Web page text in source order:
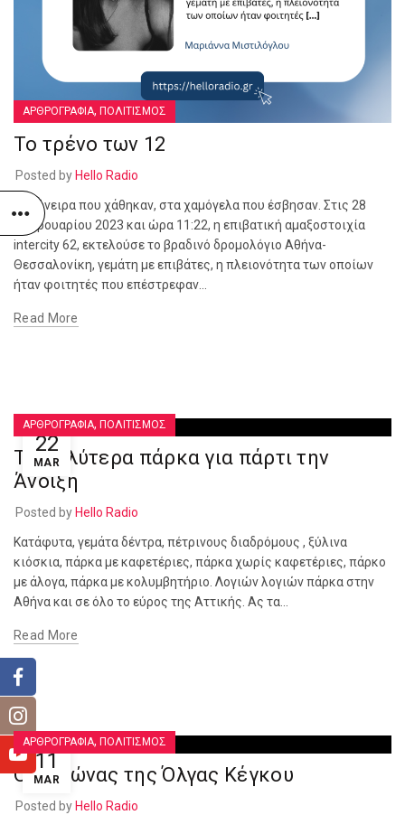
ΑΡΘΡΟΓΡΑΦΙΑ, ΠΟΛΙΤΙΣΜΟΣ
Το τρένο των 12
Posted by Hello Radio
Στα όνειρα που χάθηκαν, στα χαμόγελα που έσβησαν. Στις 28
Φεβρουαρίου 2023 και ώρα 11:22, η επιβατική αμαξοστοιχία
intercity 62, εκτελούσε το βραδινό δρομολόγιο Αθήνα-
Θεσσαλονίκη, γεμάτη με επιβάτες, η πλειονότητα των οποίων
ήταν φοιτητές που επέστρεφαν...
Read More
22
MAR
ΑΡΘΡΟΓΡΑΦΙΑ, ΠΟΛΙΤΙΣΜΟΣ
Τα καλύτερα πάρκα για πάρτι την
Άνοιξη
Posted by Hello Radio
Κατάφυτα, γεμάτα δέντρα, πέτρινους διαδρόμους , ξύλινα
κιόσκια, πάρκα με καφετέριες, πάρκα χωρίς καφετέριες, πάρκο
με άλογα, πάρκα με κολυμβητήριο. Λογιών λογιών πάρκα στην
Αθήνα και σε όλο το εύρος της Αττικής. Ας τα...
Read More
11
MAR
ΑΡΘΡΟΓΡΑΦΙΑ, ΠΟΛΙΤΙΣΜΟΣ
Ο Τυφώνας της Όλγας Κέγκου
Posted by Hello Radio